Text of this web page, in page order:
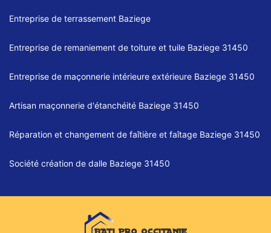
Entreprise de terrassement Baziege
Entreprise de remaniement de toiture et tuile Baziege 31450
Entreprise de maçonnerie intérieure extérieure Baziege 31450
Artisan maçonnerie d'étanchéité Baziege 31450
Réparation et changement de faîtière et faîtage Baziege 31450
Société création de dalle Baziege 31450